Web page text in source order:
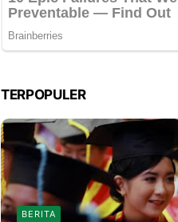
TERPOPULER
BERITA